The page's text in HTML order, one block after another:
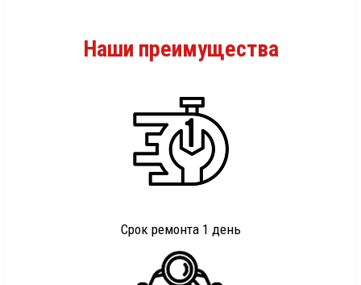
Наши преимущества
Срок ремонта 1 день